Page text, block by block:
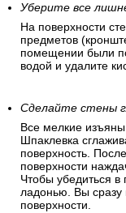
Уберите все
На поверхности
предметов
помещении были
водой и удалите
Сделайте стены
Все мелкие
Шпаклевка
поверхность.
поверхности
Чтобы убедиться в
ладонью. Вы сразу
поверхности.